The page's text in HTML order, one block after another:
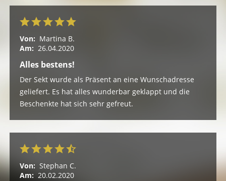
Von: Martina B.
Am: 26.04.2020
Alles bestens!
Der Sekt wurde als Präsent an eine Wunschadresse
geliefert. Es hat alles wunderbar geklappt und die
Beschenkte hat sich sehr gefreut.
Von: Stephan C.
Am: 20.02.2020